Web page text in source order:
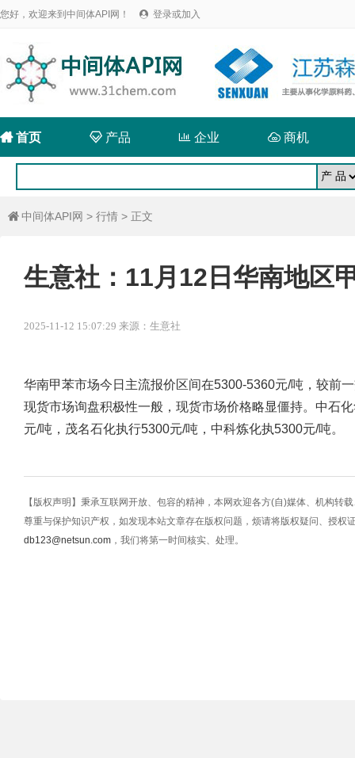
您好，欢迎来到中间体API网！  登录或加入
首页 产品  企业  商机
 中间体API网 > 行情 > 正文
生意社：11月12日华南地区
2025-11-12 15:07:29 来源：生意社
华南甲苯市场今日主流报价区间在5300-5360元/吨，较前
现货市场询盘积极性一般，现货市场价格略显僵持。中石
元/吨，茂名石化执行5300元/吨，中科炼化执5300元/吨。
【版权声明】秉承互联网开放、包容的精神，本网欢迎各方(自)媒体、机构转
尊重与保护知识产权，如发现本站文章存在版权问题，烦请将版权疑问、授权
db123@netsun.com ，我们将第一时间核实、处理。